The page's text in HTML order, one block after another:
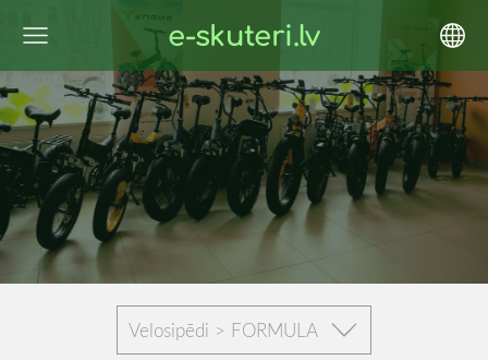
e-skuteri.lv
Velosipēdi > FORMULA